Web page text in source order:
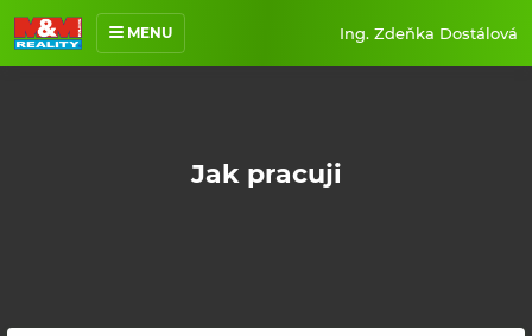
MENU Ing. Zdeňka Dostálová
Jak pracuji